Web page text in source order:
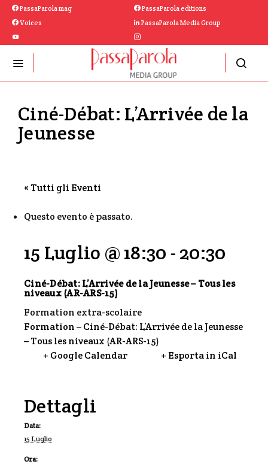
PassaParola mag
PassaParola editions
Voices
PassaParola Media Group
Ciné-Débat: L’Arrivée de la
Jeunesse
« Tutti gli Eventi
Questo evento è passato.
15 Luglio @ 18:30 -20:30
Ciné-Débat: L’Arrivée de la Jeunesse – Tous les
niveaux (AR-ARS-15)
Formation extra-scolaire
Formation – Ciné-Débat: L’Arrivée de la Jeunesse
– Tous les niveaux (AR-ARS-15)
+ Google Calendar
+ Esporta in iCal
Dettagli
Data:
15 Luglio
Ora: